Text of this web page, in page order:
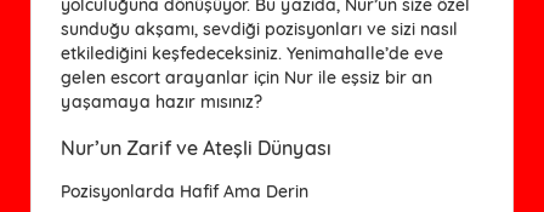
yolculuğuna dönüşüyor. Bu yazıda, Nur’un size özel
sunduğu akşamı, sevdiği pozisyonları ve sizi nasıl
etkilediğini keşfedeceksiniz. Yenimahalle’de eve
gelen escort arayanlar için Nur ile eşsiz bir an
yaşamaya hazır mısınız?
Nur’un Zarif ve Ateşli Dünyası
Pozisyonlarda Hafif Ama Derin